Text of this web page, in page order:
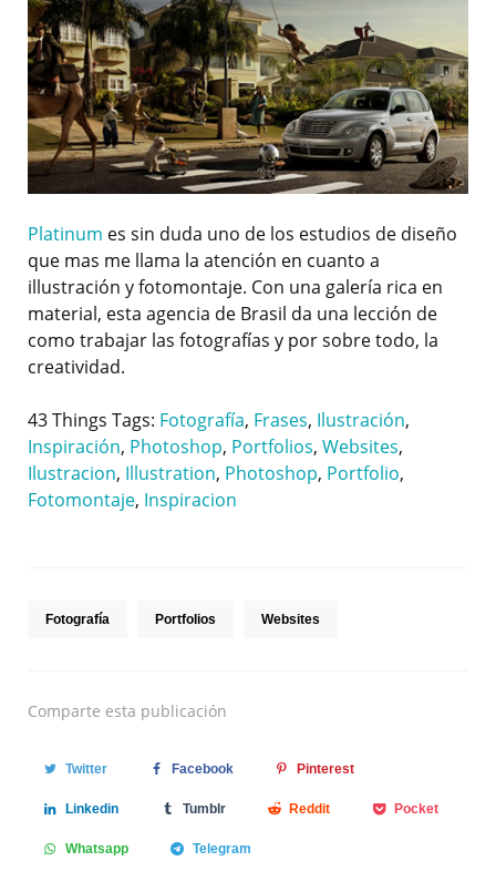
Platinum es sin duda uno de los estudios de diseño
que mas me llama la atención en cuanto a
illustración y fotomontaje. Con una galería rica en
material, esta agencia de Brasil da una lección de
como trabajar las fotografías y por sobre todo, la
creatividad.
43 Things Tags: Fotografía, Frases, Ilustración,
Inspiración, Photoshop, Portfolios, Websites,
Ilustracion, Illustration, Photoshop, Portfolio,
Fotomontaje, Inspiracion
Fotografía Portfolios Websites
Comparte esta publicación
Twitter Facebook Pinterest
Linkedin Tumblr Reddit Pocket
Whatsapp Telegram